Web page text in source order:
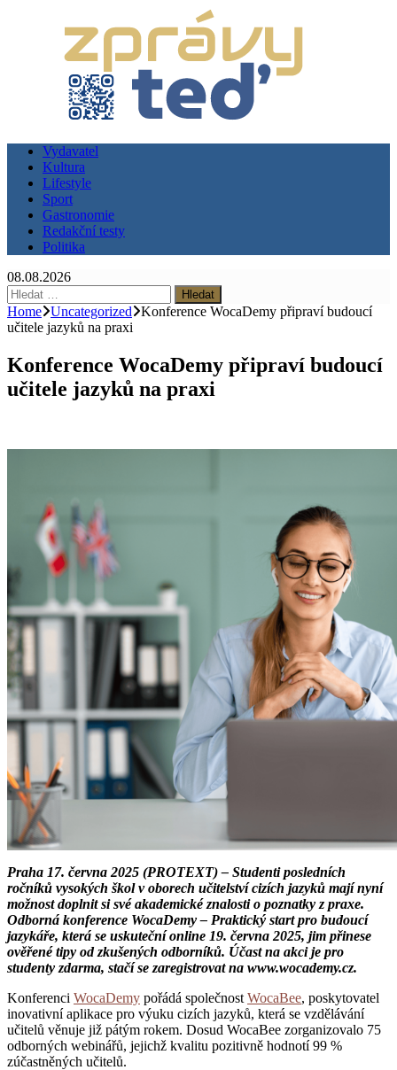
Vydavatel
Kultura
Lifestyle
Sport
Gastronomie
Redakční testy
Politika
08.08.2026
Vyhledávání
Home Uncategorized
Konference WocaDemy připraví budoucí
učitele jazyků na praxi
Konference WocaDemy připraví budoucí
učitele jazyků na praxi
Praha 17. června 2025 (PROTEXT) – Studenti posledních
ročníků vysokých škol v oborech učitelství cizích jazyků mají nyní
možnost doplnit si své akademické znalosti o poznatky z praxe.
Odborná konference WocaDemy – Praktický start pro budoucí
jazykáře, která se uskuteční online 19. června 2025, jim přinese
ověřené tipy od zkušených odborníků. Účast na akci je pro
studenty zdarma, stačí se zaregistrovat na www.wocademy.cz.
Konferenci WocaDemy pořádá společnost WocaBee, poskytovatel
inovativní aplikace pro výuku cizích jazyků, která se vzdělávání
učitelů věnuje již pátým rokem. Dosud WocaBee zorganizovalo 75
odborných webinářů, jejichž kvalitu pozitivně hodnotí 99 %
zúčastněných učitelů.